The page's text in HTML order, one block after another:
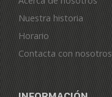
Nuestra historia
Horario
Contacta con nosotros